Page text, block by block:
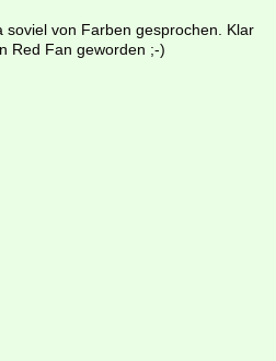
soviel von Farben gesprochen. Klar
Red Fan geworden ;-)